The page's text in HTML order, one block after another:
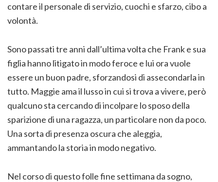
contare il personale di servizio, cuochi e sfarzo, cibo a
volontà.
Sono passati tre anni dall’ultima volta che Frank e sua
figlia hanno litigato in modo feroce e lui ora vuole
essere un buon padre, sforzandosi di assecondarla in
tutto. Maggie ama il lusso in cui si trova a vivere, però
qualcuno sta cercando di incolpare lo sposo della
sparizione di una ragazza, un particolare non da poco.
Una sorta di presenza oscura che aleggia,
ammantando la storia in modo negativo.
Nel corso di questo folle fine settimana da sogno,